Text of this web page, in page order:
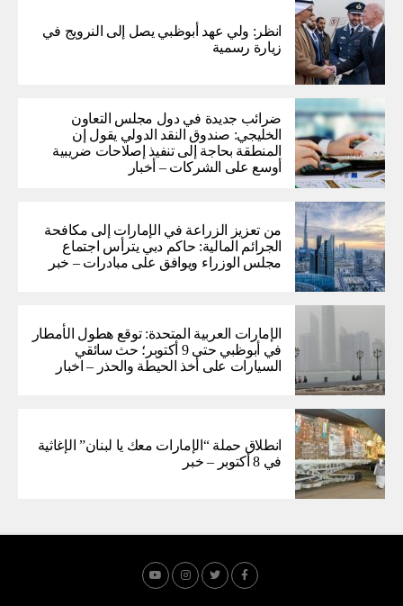
انظر: ولي عهد أبوظبي يصل إلى النرويج في
زيارة رسمية
ضرائب جديدة في دول مجلس التعاون
الخليجي: صندوق النقد الدولي يقول إن
المنطقة بحاجة إلى تنفيذ إصلاحات ضريبية
أوسع على الشركات – أخبار
من تعزيز الزراعة في الإمارات إلى مكافحة
الجرائم المالية: حاكم دبي يترأس اجتماع
مجلس الوزراء ويوافق على مبادرات – خبر
الإمارات العربية المتحدة: توقع هطول الأمطار
في أبوظبي حتى 9 أكتوبر؛ حث سائقي
السيارات على أخذ الحيطة والحذر – اخبار
انطلاق حملة “الإمارات معك يا لبنان” الإغاثية
في 8 أكتوبر – خبر